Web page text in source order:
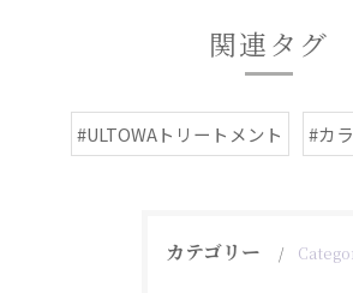
関連タグ
#ULTOWAトリートメント #カ
カテゴリー